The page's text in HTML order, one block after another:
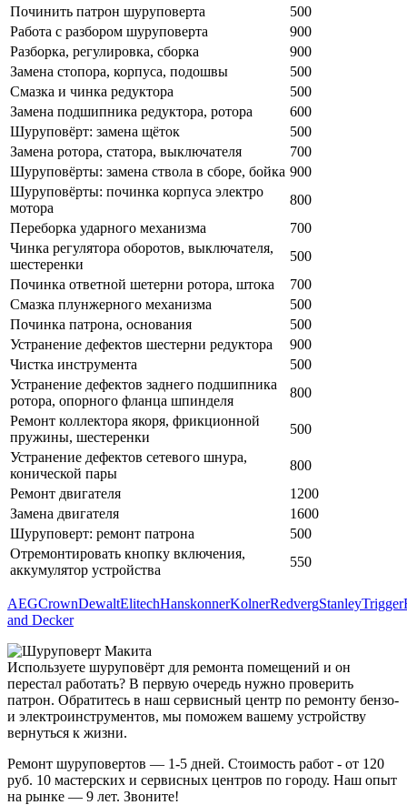
Починить патрон шуруповерта
500
Работа с разбором шуруповерта
900
Разборка, регулировка, сборка
900
Замена стопора, корпуса, подошвы
500
Смазка и чинка редуктора
500
Замена подшипника редуктора, ротора
600
Шуруповёрт: замена щёток
500
Замена ротора, статора, выключателя
700
Шуруповёрты: замена ствола в сборе, бойка 900
Шуруповёрты: починка корпуса электро
мотора
800
Переборка ударного механизма
700
Чинка регулятора оборотов, выключателя,
шестеренки
500
Починка ответной шетерни ротора, штока
700
Смазка плунжерного механизма
500
Починка патрона, основания
500
Устранение дефектов шестерни редуктора
900
Чистка инструмента
500
Устранение дефектов заднего подшипника
ротора, опорного фланца шпинделя
800
Ремонт коллектора якоря, фрикционной
пружины, шестеренки
500
Устранение дефектов сетевого шнура,
конической пары
800
Ремонт двигателя
1200
Замена двигателя
1600
Шуруповерт: ремонт патрона
500
Отремонтировать кнопку включения,
аккумулятор устройства
550
AEGCrownDewaltElitechHanskonnerKolnerRedvergStanleyTrigger
and Decker
Используете шуруповёрт для ремонта помещений и он
перестал работать? В первую очередь нужно проверить
патрон. Обратитесь в наш сервисный центр по ремонту бензо-
и электроинструментов, мы поможем вашему устройству
вернуться к жизни.
Ремонт шуруповертов — 1-5 дней. Стоимость работ - от 120
руб. 10 мастерских и сервисных центров по городу. Наш опыт
на рынке — 9 лет. Звоните!